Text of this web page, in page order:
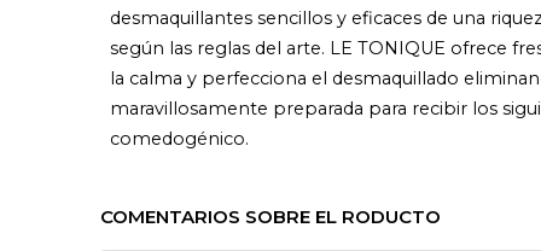
desmaquillantes sencillos y eficaces de una
según las reglas del arte. LE TONIQUE ofrece
la calma y perfecciona el desmaquillado
maravillosamente preparada para recibir los
comedogénico.
COMENTARIOS SOBRE EL RODUCTO